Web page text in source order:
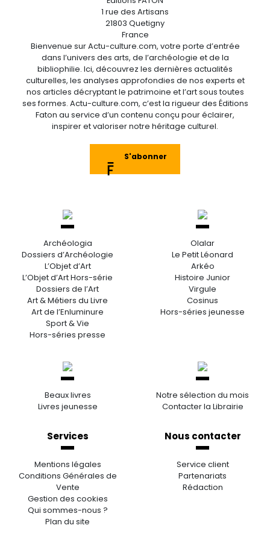
1 rue des Artisans
21803 Quetigny
France
Bienvenue sur Actu-culture.com, votre porte d’entrée
dans l’univers des arts, de l’archéologie et de la
bibliophilie. Ici, découvrez les dernières actualités
culturelles, les analyses approfondies de nos experts et
nos articles décryptant le patrimoine et l’art sous toutes
ses formes. Actu-culture.com, c’est la rigueur des Éditions
Faton au service d’un contenu conçu pour éclairer,
inspirer et valoriser notre héritage culturel.
S'abonner
Archéologia
Dossiers d’Archéologie
L’Objet d’Art
L’Objet d’Art Hors-série
Dossiers de l’Art
Art & Métiers du Livre
Art de l’Enluminure
Sport & Vie
Hors-séries presse
Olalar
Le Petit Léonard
Arkéo
Histoire Junior
Virgule
Cosinus
Hors-séries jeunesse
Beaux livres
Livres jeunesse
Notre sélection du mois
Contacter la Librairie
Services
Mentions légales
Conditions Générales de
Vente
Gestion des cookies
Qui sommes-nous ?
Plan du site
Nous contacter
Service client
Partenariats
Rédaction